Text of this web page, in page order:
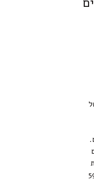
לפעם הבאה.גודל פאזל: 59